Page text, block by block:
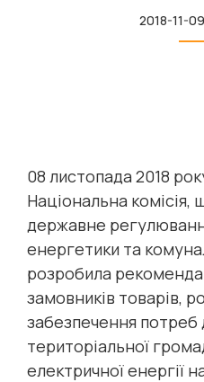
2018-11-
08 листопада 2018
Національна комісія,
державне
енергетики та
розробила
замовників товарів,
забезпечення
територіальної
електричної енергії